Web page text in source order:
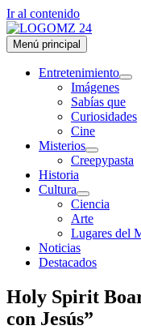
Ir al contenido
Menú principal
Entretenimiento
Imágenes
Sabías que
Curiosidades
Cine
Misterios
Creepypasta
Historia
Cultura
Ciencia
Arte
Lugares del
Noticias
Destacados
Holy Spirit
con Jesús”